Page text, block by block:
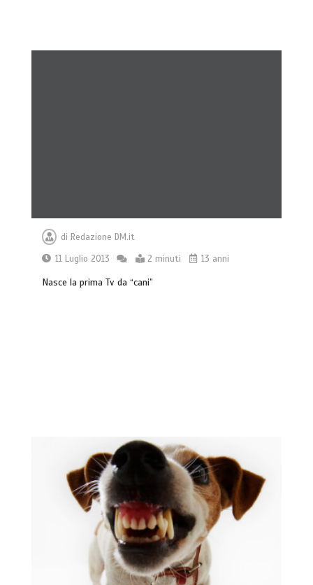
di Redazione DM.it
11 Luglio 2013
2 minuti 13 anni
Nasce la prima Tv da “cani”